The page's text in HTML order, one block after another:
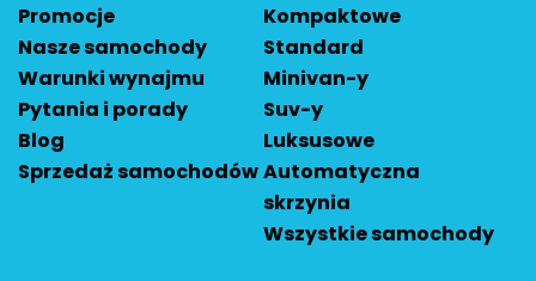
Promocje
Nasze samochody
Warunki wynajmu
Pytania i porady
Blog
Sprzedaż samochodów
Kompaktowe
Standard
Minivan-y
Suv-y
Luksusowe
Automatyczna
skrzynia
Wszystkie samochody